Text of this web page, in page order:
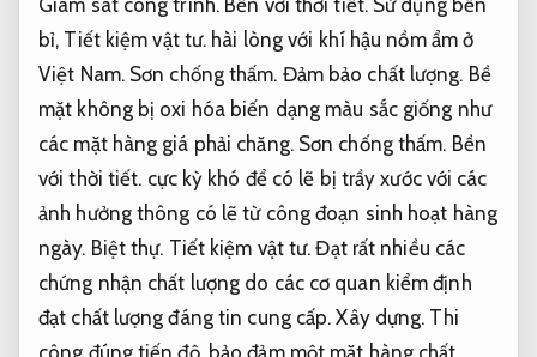
bỉ, Tiết kiệm vật tư. hài lòng với khí hậu nồm ẩm ở
Việt Nam. Sơn chống thấm. Đảm bảo chất lượng. Bề
mặt không bị oxi hóa biến dạng màu sắc giống như
các mặt hàng giá phải chăng. Sơn chống thấm. Bền
với thời tiết. cực kỳ khó để có lẽ bị trầy xước với các
ảnh hưởng thông có lẽ từ công đoạn sinh hoạt hàng
ngày. Biệt thự. Tiết kiệm vật tư. Đạt rất nhiều các
chứng nhận chất lượng do các cơ quan kiểm định
đạt chất lượng đáng tin cung cấp.Xây dựng. Thi
công đúng tiến độ.bảo đảm một mặt hàng chất